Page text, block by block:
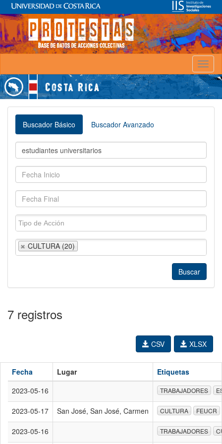
Buscador Básico Buscador Avanzado
CULTURA (20)
7 registros
XLSX
CSV
Fecha Lugar
Etiquetas
2023-05-16
TRABAJADORES
2023-05-17 San José, San José, Carmen CULTURA FEUCR
2023-05-16 TRABAJADORES